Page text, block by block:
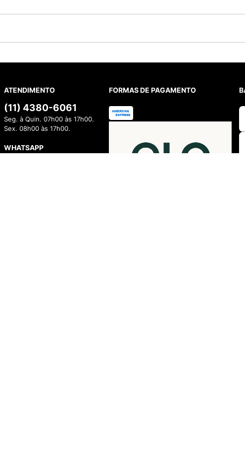
ATENDIMENTO
(11) 4380-6061
Seg. à Quin. 07h00 às 17h00.
Sex. 08h00 às 17h00.
WHATSAPP
FORMAS DE PAGAMENTO